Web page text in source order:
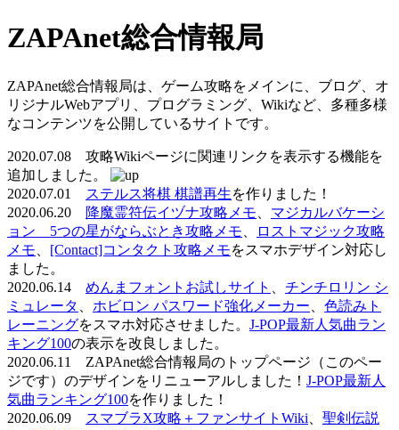
ZAPAnet総合情報局
ZAPAnet総合情報局は、ゲーム攻略をメインに、ブログ、オ
リジナルWebアプリ、プログラミング、Wikiなど、多種多様
なコンテンツを公開しているサイトです。
2020.07.08 攻略Wikiページに関連リンクを表示する機能を
追加しました。
2020.07.01
ステルス将棋 棋譜再生を作りました！
2020.06.20
降魔霊符伝イヅナ攻略メモ
マジカルバケーシ
ョン 5つの星がならぶとき攻略メモ
ロストマジック攻略
メモ
[Contact]コンタクト攻略メモをスマホデザイン対応し
ました。
2020.06.14 めんまフォントお試しサイト
チンチロリン シ
ミュレータ
ホビロン パスワード強化メーカー
色読みト
レーニングをスマホ対応させました。 J-POP最新人気曲ラン
キング100の表示を改良しました。
2020.06.11 ZAPAnet総合情報局のトップページ（このペー
ジです）のデザインをリニューアルしました！ J-POP最新人
気曲ランキング100を作りました！
2020.06.09
スマブラX攻略＋ファンサイトWiki
聖剣伝説